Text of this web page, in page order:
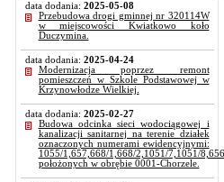
data dodania: 2025-05-08
Przebudowa drogi gminnej nr 320114W
w miejscowości Kwiatkowo koło
Duczymina.
data dodania: 2025-04-24
Modernizacja poprzez remont
pomieszczeń w Szkole Podstawowej w
Krzynowłodze Wielkiej.
data dodania: 2025-02-27
Budowa odcinka sieci wodociągowej i
kanalizacji sanitarnej na terenie działek
oznaczonych numerami ewidencyjnymi:
1055/1,657,668/1,668/2,1051/7,1051/
położonych w obrębie 0001-Chorzele.